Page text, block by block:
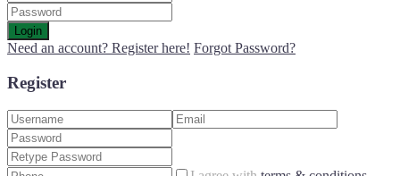
Login
Need an account? Register here! Forgot Password?
Register